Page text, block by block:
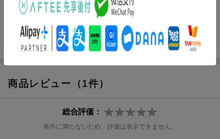
1．消化器外科手術後，熱が下がらない＞＜； 急変が不安です
2．呼吸外科手術後，胸腔ドレーンの排液が増えた．熱も出て
る……
3．消化器内科病棟で，腹痛を訴えた後にショック状態．高熱も出
ています……
第3章 事例で学ぶ敗血症〜症状別〜
1．排尿時痛，尿混濁，発熱，腎盂腎炎からの敗血症
2．咳嗽，喀痰増加，熱はないけど〜肺炎による敗血症
近藤豊（コンドウユタカ）
順天堂大学医学部附属浦安病院救急診療科。順天堂大学大学院医
学研究科救急・災害医学准教授（本データはこの書籍が刊行され
た当時に掲載されていたものです）
商品レビュー（1件）
総合評価：
条件に満たないため、評価は表示できません。